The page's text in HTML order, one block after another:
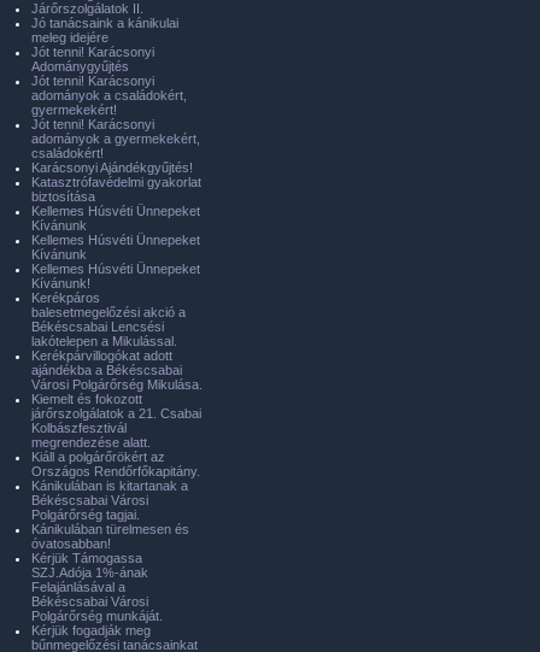
Járőrszolgálatok II.
Jó tanácsaink a kánikulai
meleg idejére
Jót tenni! Karácsonyi
Adománygyűjtés
Jót tenni! Karácsonyi
adományok a családokért,
gyermekekért!
Jót tenni! Karácsonyi
adományok a gyermekekért,
családokért!
Karácsonyi Ajándékgyűjtés!
Katasztrófavédelmi gyakorlat
biztosítása
Kellemes Húsvéti Ünnepeket
Kívánunk
Kellemes Húsvéti Ünnepeket
Kívánunk
Kellemes Húsvéti Ünnepeket
Kívánunk!
Kerékpáros
balesetmegelőzési akció a
Békéscsabai Lencsési
lakótelepen a Mikulással.
Kerékpárvillogókat adott
ajándékba a Békéscsabai
Városi Polgárőrség Mikulása.
Kiemelt és fokozott
járőrszolgálatok a 21. Csabai
Kolbászfesztivál
megrendezése alatt.
Kiáll a polgárőrökért az
Országos Rendőrfőkapitány.
Kánikulában is kitartanak a
Békéscsabai Városi
Polgárőrség tagjai.
Kánikulában türelmesen és
óvatosabban!
Kérjük Támogassa
SZJ.Adója 1%-ának
Felajánlásával a
Békéscsabai Városi
Polgárőrség munkáját.
Kérjük fogadják meg
bűnmegelőzési tanácsainkat